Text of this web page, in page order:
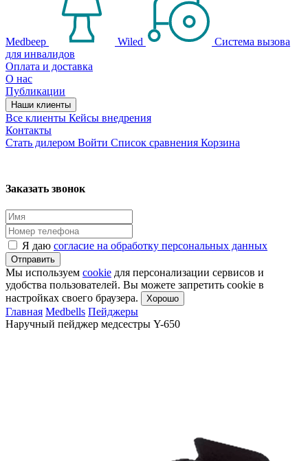
Medbeep Wiled
Система вызова
для инвалидов
Оплата и доставка
О нас
Публикации
Наши клиенты
Все клиенты Кейсы внедрения
Контакты
Стать дилером Войти Список сравнения Корзина
Заказать звонок
Я даю согласие на обработку персональных данных
Отправить
Мы используем cookie для персонализации сервисов и
удобства пользователей. Вы можете запретить cookie в
настройках своего браузера.
Хорошо
Главная Medbells Пейджеры
Наручный пейджер медсестры Y-650